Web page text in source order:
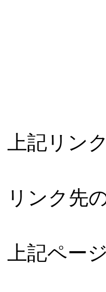
上記リン
リンク先
上記ペー